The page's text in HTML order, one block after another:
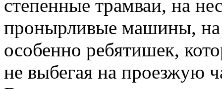
степенные трамваи, на
пронырливые машины,
особенно ребятишек,
не выбегая на проезжую